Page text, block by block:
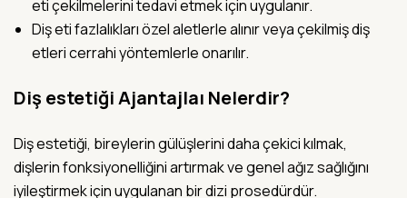
eti çekilmelerini tedavi etmek için uygulanır.
Diş eti fazlalıkları özel aletlerle alınır veya çekilmiş diş
etleri cerrahi yöntemlerle onarılır.
Diş estetiği Ajantajlaı Nelerdir?
Diş estetiği, bireylerin gülüşlerini daha çekici kılmak,
dişlerin fonksiyonelliğini artırmak ve genel ağız sağlığını
iyileştirmek için uygulanan bir dizi prosedürdür.